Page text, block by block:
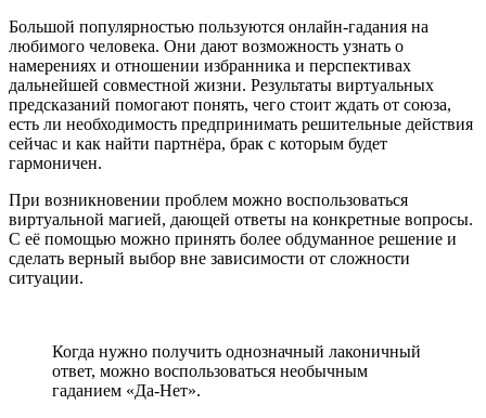
Большой популярностью пользуются онлайн-гадания на
любимого человека. Они дают возможность узнать о
намерениях и отношении избранника и перспективах
дальнейшей совместной жизни. Результаты виртуальных
предсказаний помогают понять, чего стоит ждать от союза,
есть ли необходимость предпринимать решительные действия
сейчас и как найти партнёра, брак с которым будет
гармоничен.
При возникновении проблем можно воспользоваться
виртуальной магией, дающей ответы на конкретные вопросы.
С её помощью можно принять более обдуманное решение и
сделать верный выбор вне зависимости от сложности
ситуации.
Когда нужно получить однозначный лаконичный
ответ, можно воспользоваться необычным
гаданием «Да-Нет».